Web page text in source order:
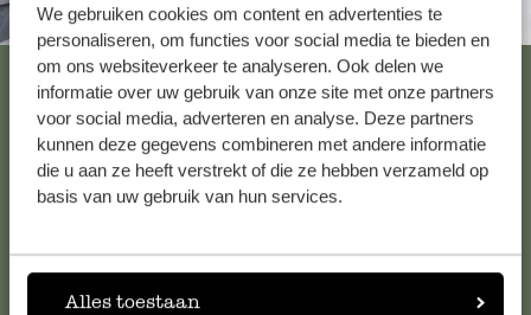
We gebruiken cookies om content en advertenties te
personaliseren, om functies voor social media te bieden en
om ons websiteverkeer te analyseren. Ook delen we
informatie over uw gebruik van onze site met onze partners
voor social media, adverteren en analyse. Deze partners
kunnen deze gegevens combineren met andere informatie
die u aan ze heeft verstrekt of die ze hebben verzameld op
basis van uw gebruik van hun services.
Alles toestaan
Altijd in de buurt
Bekijk alle 62 winkels
Klantenservice
meestgestelde vragen